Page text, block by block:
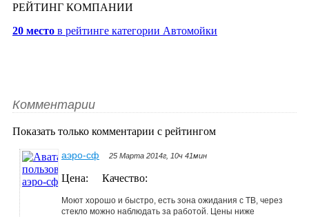
РЕЙТИНГ КОМПАНИИ
20 место в рейтинге категории Автомойки
Комментарии
Показать только комментарии с рейтингом
аэро-сф 25 Марта 2014г, 10ч 41мин
Цена: Качество:
Моют хорошо и быстро, есть зона ожидания с ТВ, через
стекло можно наблюдать за работой. Цены ниже